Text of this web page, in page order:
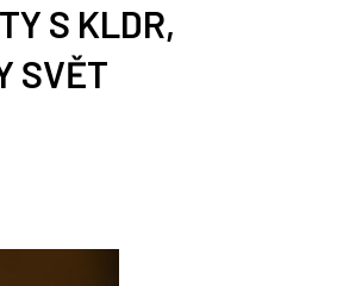
S KLDR,
SVĚT